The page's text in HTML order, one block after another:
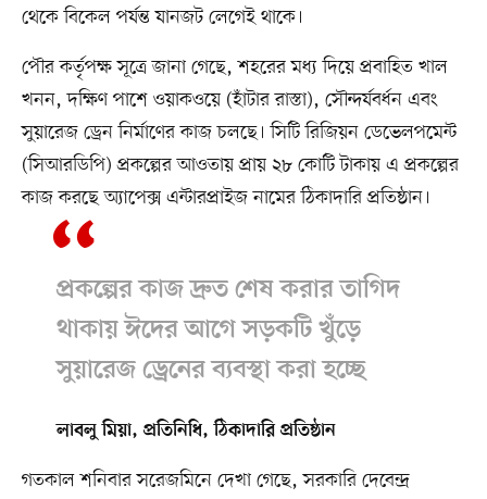
থেকে বিকেল পর্যন্ত যানজট লেগেই থাকে।
পৌর কর্তৃপক্ষ সূত্রে জানা গেছে, শহরের মধ্য দিয়ে প্রবাহিত খাল
খনন, দক্ষিণ পাশে ওয়াকওয়ে (হাঁটার রাস্তা), সৌন্দর্যবর্ধন এবং
সুয়ারেজ ড্রেন নির্মাণের কাজ চলছে। সিটি রিজিয়ন ডেভেলপমেন্ট
(সিআরডিপি) প্রকল্পের আওতায় প্রায় ২৮ কোটি টাকায় এ প্রকল্পের
কাজ করছে অ্যাপেক্স এন্টারপ্রাইজ নামের ঠিকাদারি প্রতিষ্ঠান।
প্রকল্পের কাজ দ্রুত শেষ করার তাগিদ
থাকায় ঈদের আগে সড়কটি খুঁড়ে
সুয়ারেজ ড্রেনের ব্যবস্থা করা হচ্ছে
লাবলু মিয়া, প্রতিনিধি, ঠিকাদারি প্রতিষ্ঠান
গতকাল শনিবার সরেজমিনে দেখা গেছে, সরকারি দেবেন্দ্র